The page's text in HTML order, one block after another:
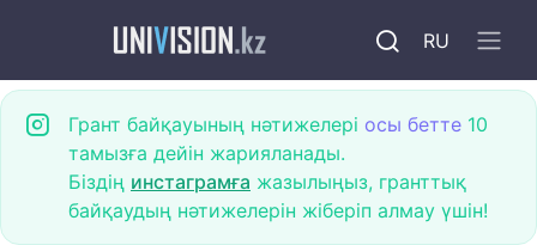
RU
Грант байқауының нәтижелері осы бетте 10
тамызға дейін жарияланады.
Біздің инстаграмға жазылыңыз, гранттық
байқаудың нәтижелерін жіберіп алмау үшін!